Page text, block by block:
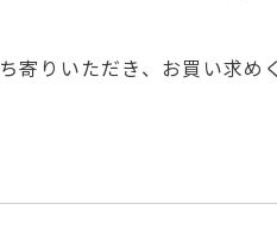
りいただき、お買い求め